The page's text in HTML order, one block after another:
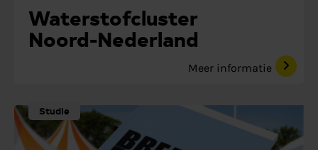
Waterstofcluster
Noord-Nederland
Meer informatie
Studie